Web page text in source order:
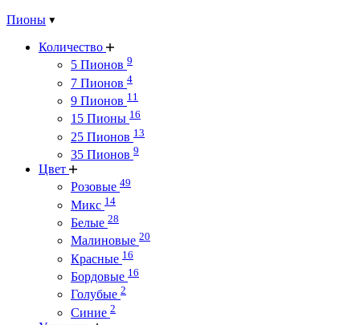
Пионы
Количество
5 Пионов 9
7 Пионов 4
9 Пионов 11
15 Пионы 16
25 Пионов 13
35 Пионов 9
Цвет
Розовые 49
Микс 14
Белые 28
Малиновые 20
Красные 16
Бордовые 16
Голубые 2
Синие 2